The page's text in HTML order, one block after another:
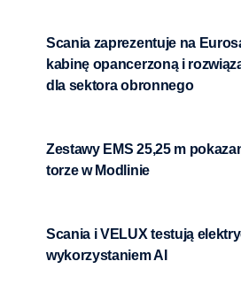
Scania zaprezentuje na
kabinę opancerzoną i
dla sektora obronnego
Zestawy EMS 25,25 m
torze w Modlinie
Scania i VELUX testują
wykorzystaniem AI